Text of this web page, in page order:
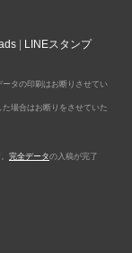
LINEスタンプ
タの印刷はお断りさせてい
場合はお断りをさせていた
完全データの入稿が完了